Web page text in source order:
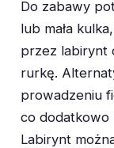
Do zabawy
lub mała
przez labirynt
rurkę.
prowadzeniu
co dodatkowo
Labirynt